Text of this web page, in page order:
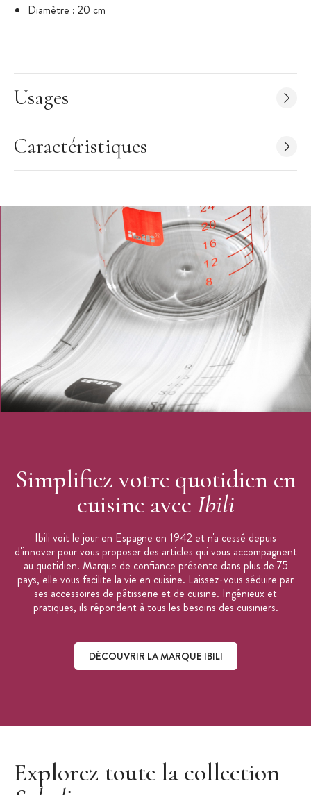
Diamètre : 20 cm
Marque : Ibili
Usages
Caractéristiques
Simplifiez votre quotidien en
cuisine avec Ibili
Ibili voit le jour en Espagne en 1942 et n'a cessé depuis
d'innover pour vous proposer des articles qui vous accompagnent
au quotidien. Marque de confiance présente dans plus de 75
pays, elle vous facilite la vie en cuisine. Laissez-vous séduire par
ses accessoires de pâtisserie et de cuisine. Ingénieux et
pratiques, ils répondent à tous les besoins des cuisiniers.
DÉCOUVRIR LA MARQUE IBILI
Explorez toute la collection